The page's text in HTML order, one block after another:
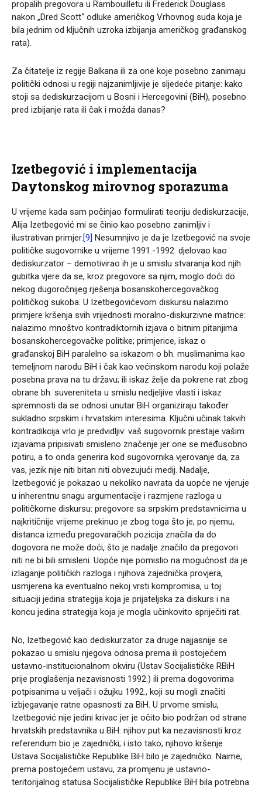
propalih pregovora u Rambouilletu ili Frederick Douglass
nakon „Dred Scott“ odluke američkog Vrhovnog suda koja je
bila jednim od ključnih uzroka izbijanja američkog građanskog
rata).
Za čitatelje iz regije Balkana ili za one koje posebno zanimaju
politički odnosi u regiji najzanimljivije je sljedeće pitanje: kako
stoji sa dediskurzacijom u Bosni i Hercegovini (BiH), posebno
pred izbijanje rata ili čak i možda danas?
Izetbegović i implementacija
Daytonskog mirovnog sporazuma
U vrijeme kada sam počinjao formulirati teoriju dediskurzacije,
Alija Izetbegović mi se činio kao posebno zanimljiv i
ilustrativan primjer.[9] Nesumnjivo je da je Izetbegović na svoje
političke sugovornike u vrijeme 1991.-1992. djelovao kao
dediskurzator – demotivirao ih je u smislu stvaranja kod njih
gubitka vjere da se, kroz pregovore sa njim, moglo doći do
nekog dugoročnijeg rješenja bosanskohercegovačkog
političkog sukoba. U Izetbegovićevom diskursu nalazimo
primjere kršenja svih vrijednosti moralno-diskurzivne matrice:
nalazimo mnoštvo kontradiktornih izjava o bitnim pitanjima
bosanskohercegovačke politike; primjerice, iskaz o
građanskoj BiH paralelno sa iskazom o bh. muslimanima kao
temeljnom narodu BiH i čak kao većinskom narodu koji polaže
posebna prava na tu državu; ili iskaz želje da pokrene rat zbog
obrane bh. suvereniteta u smislu nedjeljive vlasti i iskaz
spremnosti da se odnosi unutar BiH organiziraju također
sukladno srpskim i hrvatskim interesima. Ključni učinak takvih
kontradikcija vrlo je predvidljiv: vaš sugovornik prestaje vašim
izjavama pripisivati smisleno značenje jer one se međusobno
potiru, a to onda generira kod sugovornika vjerovanje da, za
vas, jezik nije niti bitan niti obvezujući medij. Nadalje,
Izetbegović je pokazao u nekoliko navrata da uopće ne vjeruje
u inherentnu snagu argumentacije i razmjene razloga u
političkome diskursu: pregovore sa srpskim predstavnicima u
najkritičnije vrijeme prekinuo je zbog toga što je, po njemu,
distanca između pregovaračkih pozicija značila da do
dogovora ne može doći, što je nadalje značilo da pregovori
niti ne bi bili smisleni. Uopće nije pomislio na mogućnost da je
izlaganje političkih razloga i njihova zajednička provjera,
usmjerena ka eventualno nekoj vrsti kompromisa, u toj
situaciji jedina strategija koja je prijateljska za diskurs i na
koncu jedina strategija koja je mogla učinkovito spriječiti rat.
No, Izetbegović kao dediskurzator za druge najjasnije se
pokazao u smislu njegova odnosa prema ili postojećem
ustavno-institucionalnom okviru (Ustav Socijalističke RBiH
prije proglašenja nezavisnosti 1992.) ili prema dogovorima
potpisanima u veljači i ožujku 1992., koji su mogli značiti
izbjegavanje ratne opasnosti za BiH. U prvome smislu,
Izetbegović nije jedini krivac jer je očito bio podržan od strane
hrvatskih predstavnika u BiH: njihov put ka nezavisnosti kroz
referendum bio je zajednički; i isto tako, njihovo kršenje
Ustava Socijalističke Republike BiH bilo je zajedničko. Naime,
prema postojećem ustavu, za promjenu je ustavno-
teritorijalnog statusa Socijalističke Republike BiH bila potrebna